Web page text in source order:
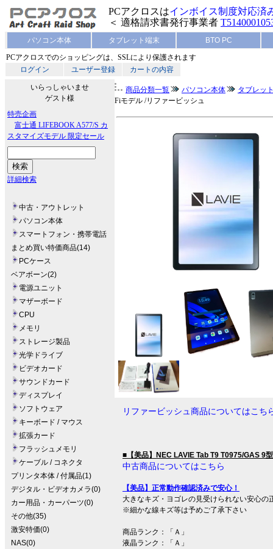
PCアクロスはインボイス制度対応済
＜ 適格請求書発行事業者
パソコン本体 タブレット端末
BTO PC
PCアクロスでのショッピングは、SSLにより保護されます
ログイン
ユーザー登録 カートの内容
いらっしゃいませ
ゲスト様
特売企画
富士通 LIFEBOOK A577/S カ
スタマイズモデル 限定セール
詳細検索
中古・アウトレット
パソコン本体
スマートフォン・携帯電話
まとめ買い特価商品(14)
PCケース
ベアボーン(2)
電源ユニット
マザーボード
CPU
メモリ
ストレージ製品
光学ドライブ
ビデオカード
サウンドカード
ディスプレイ
ソフトウェア
キーボード / マウス
拡張カード
フラッシュメモリ
ケーブル / コネクタ
プリンタ本体 / 付属品(1)
デジタル・ビデオカメラ(0)
カー用品・カーパーツ(0)
その他(35)
激安特価(0)
NAS(0)
商品分類一覧 パソコン本体
タブレッ
Fiモデル /リファービッシュ
リファービッシュ商品についてはこち
■【美品】NEC LAVIE Tab T9 T0975/GAS 9
中古商品についてはこちら
【美品】正常動作確認済みで安心！
大きなキズ・ヨゴレの見受けられない安心の
※細かな線キズ等は予めご了承下さい
商品ランク：「Ａ」
液晶ランク：「Ａ」